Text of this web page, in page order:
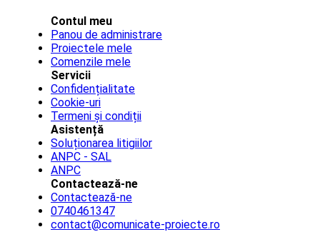
Contul meu
Panou de administrare
Proiectele mele
Comenzile mele
Servicii
Confidențialitate
Cookie-uri
Termeni și condiții
Asistență
Soluționarea litigiilor
ANPC - SAL
ANPC
Contactează-ne
Contactează-ne
0740461347
contact@comunicate-proiecte.ro